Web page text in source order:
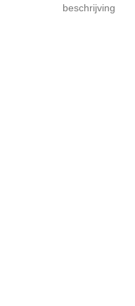
beschrijving